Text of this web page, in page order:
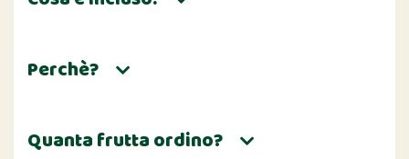
Perchè?
Quanta frutta ordino?